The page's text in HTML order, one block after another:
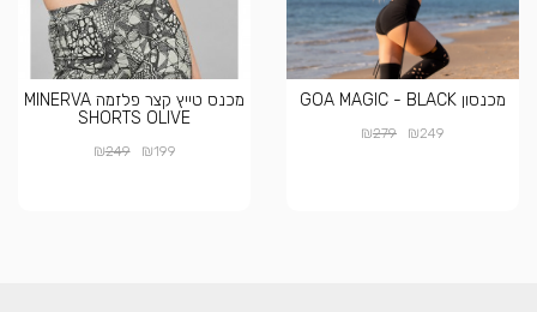
מכנסון GOA MAGIC - BLACK
₪249
₪279
מכנס טייץ קצר פלזמה MINERVA
SHORTS OLIVE
₪199
₪249